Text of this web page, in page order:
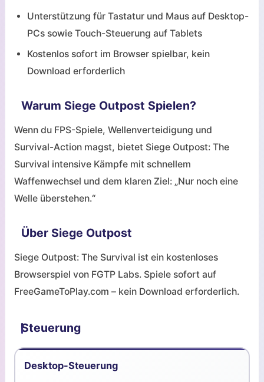
Unterstützung für Tastatur und Maus auf Desktop-
PCs sowie Touch-Steuerung auf Tablets
Kostenlos sofort im Browser spielbar, kein
Download erforderlich
Warum Siege Outpost Spielen?
Wenn du FPS-Spiele, Wellenverteidigung und
Survival-Action magst, bietet Siege Outpost: The
Survival intensive Kämpfe mit schnellem
Waffenwechsel und dem klaren Ziel: „Nur noch eine
Welle überstehen.“
Über Siege Outpost
Siege Outpost: The Survival ist ein kostenloses
Browserspiel von FGTP Labs. Spiele sofort auf
FreeGameToPlay.com – kein Download erforderlich.
Steuerung
Desktop-Steuerung